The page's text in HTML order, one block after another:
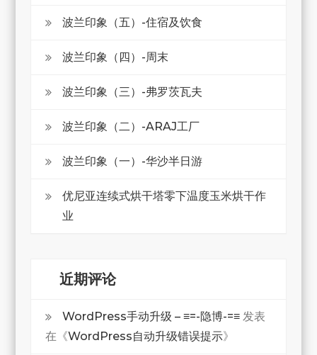
波兰印象（五）-住宿及饮食
波兰印象（四）-周末
波兰印象（三）-弗罗茨瓦夫
波兰印象（二）-ARAJ工厂
波兰印象（一）-华沙半日游
优尼亚连续式烘干塔零下温度玉米烘干作
业
近期评论
WordPress手动升级 – ≡=-隐博-=≡发表
在《WordPress自动升级错误提示》